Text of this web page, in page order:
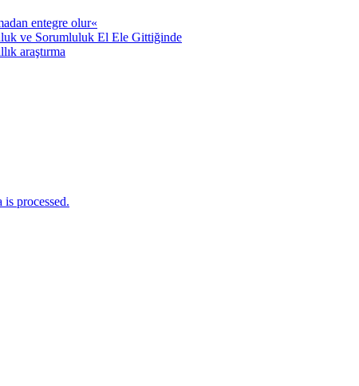
entegre olur«
ve Sorumluluk El Ele Gittiğinde
araştırma
processed.